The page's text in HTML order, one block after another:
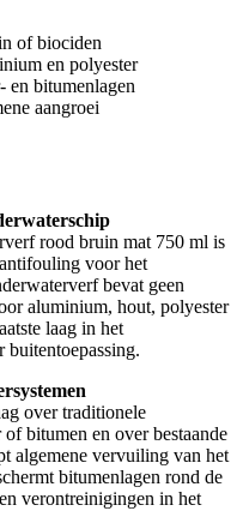
of biociden
en polyester
en bitumenlagen
aangroei
rood bruin mat 750 ml is
voor het
bevat geen
aluminium, hout, polyester
laag in het
buitentoepassing.
over traditionele
bitumen en over bestaande
algemene vervuiling van het
bitumenlagen rond de
verontreinigingen in het